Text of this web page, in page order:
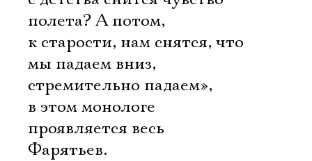
полета? А потом,
к старости, нам снятся, что
мы падаем вниз,
стремительно падаем», 
в этом монологе
проявляется весь
Фарятьев.